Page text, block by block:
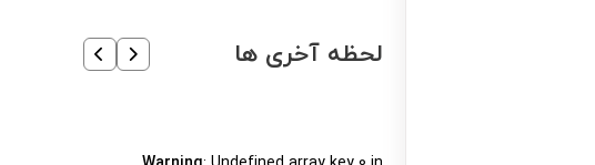
لحظه آخری ها